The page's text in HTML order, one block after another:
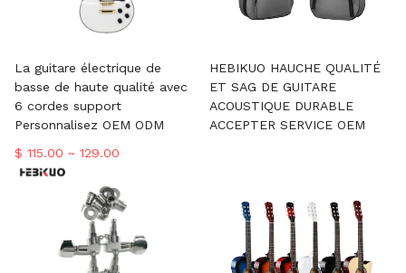
La guitare électrique de
basse de haute qualité avec
6 cordes support
Personnalisez OEM ODM
$ 115.00 ~ 129.00
HEBIKUO HAUCHE QUALITÉ
ET SAG DE GUITARE
ACOUSTIQUE DURABLE
ACCEPTER SERVICE OEM